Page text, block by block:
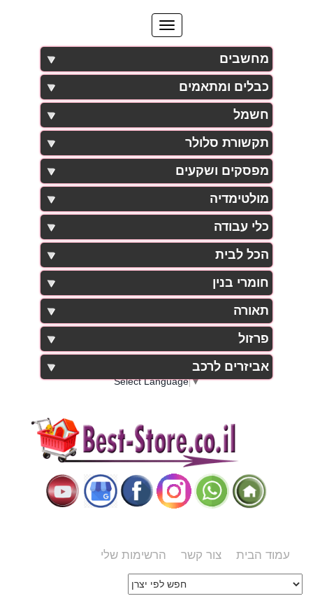
מחשבים
כבלים ומתאמים
חשמל
תקשורת סלולר
מפסקים ושקעים
מולטימדיה
כלי עבודה
הכל לבית
חומרי בנין
תאורה
פרזול
אביזרים לרכב
Select Language▼
הרשימות שלי עמוד הבית צור קשר